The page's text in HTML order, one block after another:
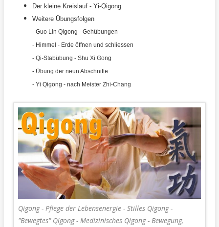
Der kleine Kreislauf - Yi-Qigong
Weitere Übungsfolgen
- Guo Lin Qigong - Gehübungen
- Himmel - Erde öffnen und schliessen
- Qi-Stabübung - Shu Xi Gong
- Übung der neun Abschnitte
- Yi Qigong - nach Meister Zhi-Chang
Qigong - Pflege der Lebensenergie - Stilles Qigong -
"Bewegtes" Qigong - Medizinisches Qigong - Bewegung,